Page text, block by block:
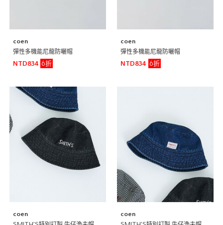
coen
彈性多機能尼龍防曬帽
NTD834
6折
coen
彈性多機能尼龍防曬帽
NTD834
6折
coen
coen